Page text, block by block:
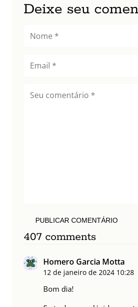
Deixe seu
PUBLICAR COMENTÁRIO
407 comments
Homero Garcia Motta
12 de janeiro de 2024 10:28
Bom dia!